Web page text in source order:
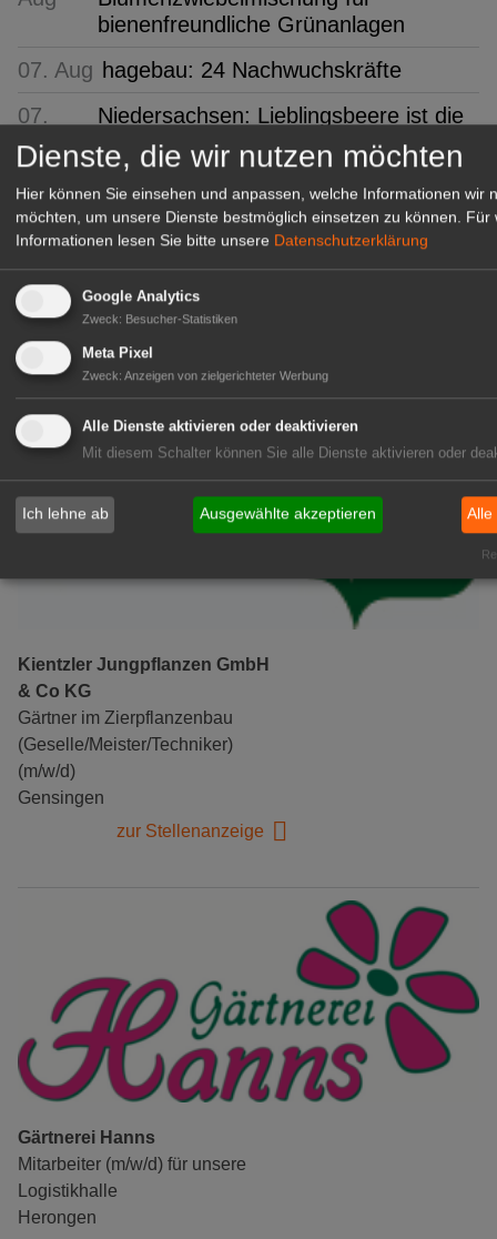
bienenfreundliche Grünanlagen
07. Aug hagebau: 24 Nachwuchskräfte
07.
Aug
Niedersachsen: Lieblingsbeere ist die
Heidelbeere
07. Aug
FLORUM 2026: 27 Fachaussteller
07.
Gartenbau-Versicherung: Erneut mit
ausgezeichnet
07. Aug SYLVA: Baumschule seit 250 Jahren
GABOT Top-Jobs
Kientzler Jungpflanzen GmbH
& Co KG
Gärtner im Zierpflanzenbau
(Geselle/Meister/Techniker)
(m/w/d)
Gensingen
zur Stellenanzeige
Gärtnerei Hanns
Mitarbeiter (m/w/d) für unsere
Logistikhalle
Herongen
Dienste, die wir nutzen möchten
Hier können Sie einsehen und anpassen, welche Informationen wir
möchten, um unsere Dienste bestmöglich einsetzen zu können. Für
Informationen lesen Sie bitte unsere Datenschutzerklärung
Google Analytics
Zweck: Besucher-Statistiken
Meta Pixel
Zweck: Anzeigen von zielgerichteter Werbung
Alle Dienste aktivieren oder deaktivieren
Mit diesem Schalter können Sie alle Dienste aktivieren oder
Ich lehne ab Ausgewählte akzeptieren Alle